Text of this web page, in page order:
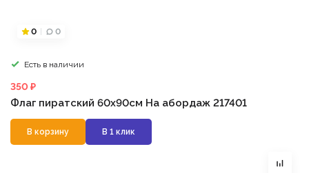
0 0
Есть в наличии
350 ₽
Флаг пиратский 60х90см На абордаж 217401
В корзину В 1 клик